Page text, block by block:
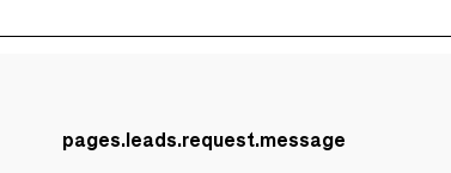
pages.leads.request.message